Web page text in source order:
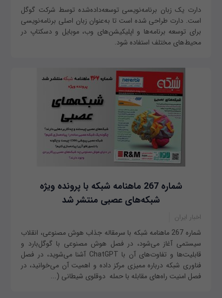
دارت یک زبان برنامه‌نویسی توسعه‌داده‌شده توسط شرکت گوگل
است. دارت طراحی شده است تا به‌عنوان زبان اصلی برنامه‌نویسی
برای توسعه برنامه‌ها و اپلیکیشن‌های وب، موبایل و دسکتاپ در
محیط‌های مختلف استفاده شود.
شماره 267 ماهنامه شبکه با پرونده ویژه
شبکه‌های عصبی منتشر شد
اخبار ایران
شماره 267 ماهنامه شبکه با سرمقاله جذاب هوش مصنوعی، انقلاب
سیستمی آغاز می‌شود، در فصل هوش مصنوعی با گوگل‌بارد و
قابلیت‌ها و تفاوت‌های آن با ChatGPT آشنا می‌شوید، در فصل
فناوری شبکه درباره ممیزی مرکز داده و اهمیت آن می‌خوانید، در
فصل امنیت راه‌های مقابله با حمله دوقلوی شیطانی (...